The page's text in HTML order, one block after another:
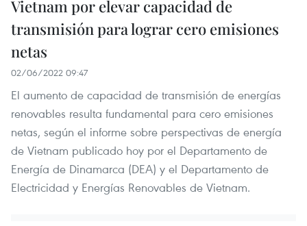
Vietnam por elevar capacidad de
transmisión para lograr cero emisiones
netas
02/06/2022 09:47
El aumento de capacidad de transmisión de energías
renovables resulta fundamental para cero emisiones
netas, según el informe sobre perspectivas de energía
de Vietnam publicado hoy por el Departamento de
Energía de Dinamarca (DEA) y el Departamento de
Electricidad y Energías Renovables de Vietnam.